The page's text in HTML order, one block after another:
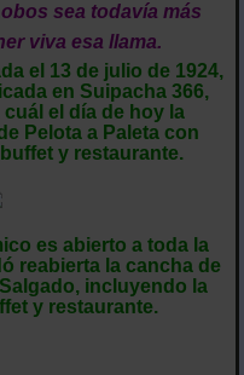
sea todavía más
viva esa llama.
el 13 de julio de 1924,
en Suipacha 366,
el día de hoy la
Pelota a Paleta con
y restaurante.
es abierto a toda la
reabierta la cancha de
incluyendo la
y restaurante.